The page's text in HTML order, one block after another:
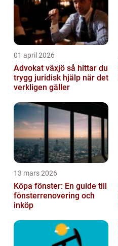
01 april 2026
Advokat växjö så hittar du
trygg juridisk hjälp när det
verkligen gäller
13 mars 2026
Köpa fönster: En guide till
fönsterrenovering och
inköp